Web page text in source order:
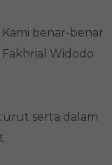
benar-benar
Widodo
serta dalam